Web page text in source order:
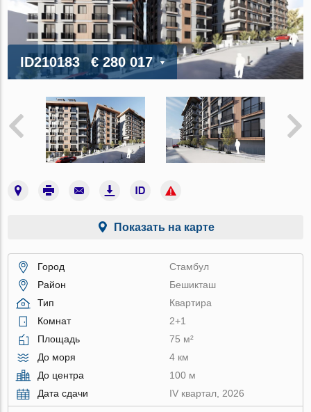
ID210183 € 280 017
Показать на карте
Город
Стамбул
Район
Бешикташ
Тип
Квартира
Комнат
2+1
Площадь
75 м²
До моря
4 км
До центра
100 м
Дата сдачи
IV квартал, 2026